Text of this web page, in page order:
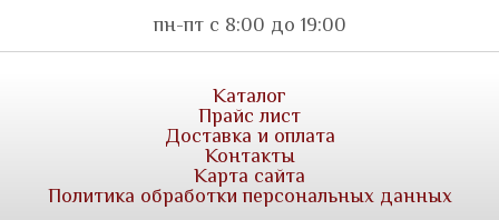
пн-пт с 8:00 до 19:00
Каталог
Прайс лист
Доставка и оплата
Контакты
Карта сайта
Политика обработки персональных данных